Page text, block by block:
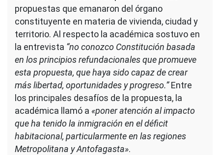
propuestas que emanaron del órgano
constituyente en materia de vivienda, ciudad y
territorio. Al respecto la académica sostuvo en
la entrevista “no conozco Constitución basada
en los principios refundacionales que promueve
esta propuesta, que haya sido capaz de crear
más libertad, oportunidades y progreso.”Entre
los principales desafíos de la propuesta, la
académica llamó a «poner atención al impacto
que ha tenido la inmigración en el déficit
habitacional, particularmente en las regiones
Metropolitana y Antofagasta».